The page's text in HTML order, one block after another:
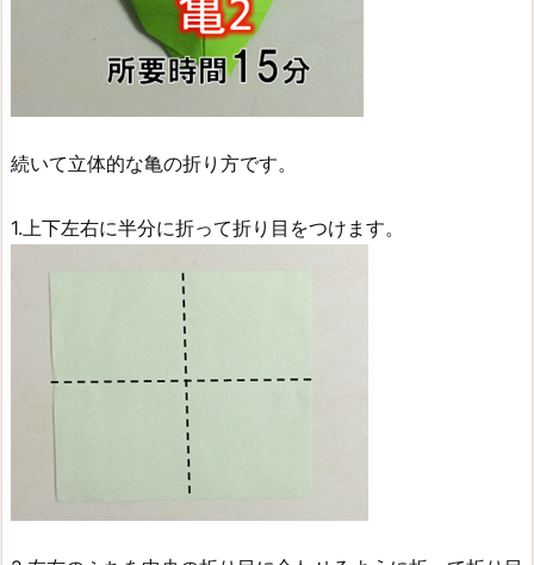
続いて立体的な亀の折り方です。
1.上下左右に半分に折って折り目をつけます。